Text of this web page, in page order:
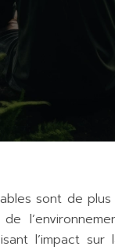
sont de
l’impact